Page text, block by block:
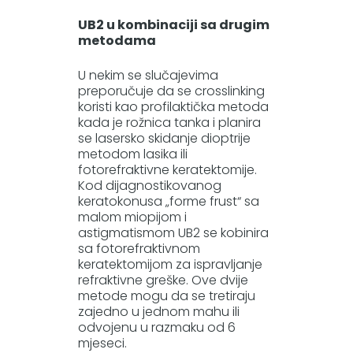
UB2 u kombinaciji sa drugim
metodama
U nekim se slučajevima
preporučuje da se crosslinking
koristi kao profilaktička metoda
kada je rožnica tanka i planira
se lasersko skidanje dioptrije
metodom lasika ili
fotorefraktivne keratektomije.
Kod dijagnostikovanog
keratokonusa „forme frust“ sa
malom miopijom i
astigmatismom UB2 se kobinira
sa fotorefraktivnom
keratektomijom za ispravljanje
refraktivne greške. Ove dvije
metode mogu da se tretiraju
zajedno u jednom mahu ili
odvojenu u razmaku od 6
mjeseci.